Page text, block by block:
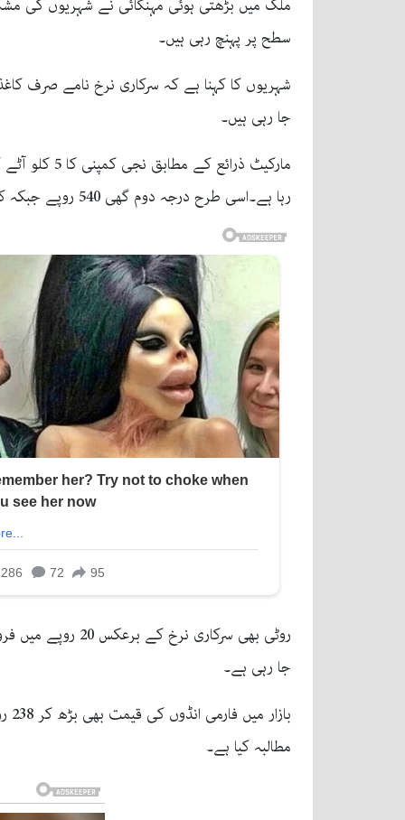
ملک میں بڑھتی ہوئی مہنگائی نے شہریوں کی
سطح پر پہنچ رہی ہیں۔
شہریوں کا کہنا ہے کہ سرکاری نرخ نامے صرف
جا رہی ہیں۔
رہا ہے۔اسی طرح درجہ دوم گھی 540 روپے جبکہ کوکنگ آئل 460 روپے فی لیٹر تک جا پہنچا ہے، جس سے متوسط اور غریب طبقہ شدید متاثر ہو رہا ہے۔
جا رہی ہے۔
مطالبہ کیا ہے۔